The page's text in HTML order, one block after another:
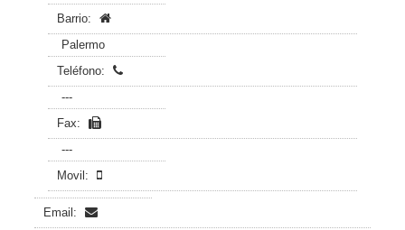
Barrio:
Palermo
Teléfono:
---
Fax:
---
Movil:
Email: